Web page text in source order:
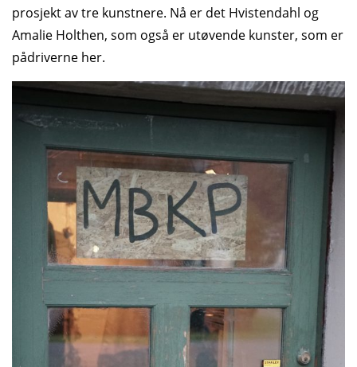
prosjekt av tre kunstnere. Nå er det Hvistendahl og
Amalie Holthen, som også er utøvende kunster, som er
pådriverne her.